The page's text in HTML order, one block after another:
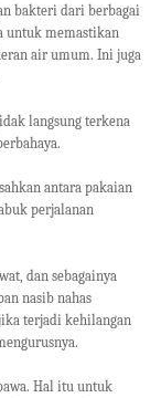
bakteri dari berbagai
untuk memastikan
air umum. Ini juga
langsung terkena
antara pakaian
perjalanan
dan sebagainya
nasib nahas
terjadi kehilangan
Hal itu untuk